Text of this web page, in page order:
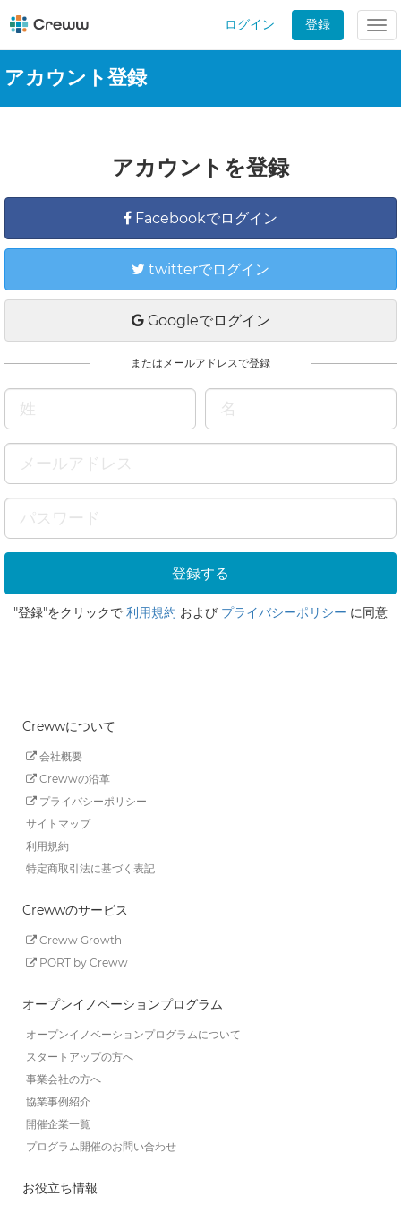
ログイン 登録
アカウント登録
アカウントを登録
Facebookでログイン
twitterでログイン
Googleでログイン
またはメールアドレスで登録
"登録"をクリックで 利用規約 および プライバシーポリシー に同意
Crewwについて
会社概要
Crewwの沿革
プライバシーポリシー
サイトマップ
利用規約
特定商取引法に基づく表記
Crewwのサービス
Creww Growth
PORT by Creww
オープンイノベーションプログラム
オープンイノベーションプログラムについて
スタートアップの方へ
事業会社の方へ
協業事例紹介
開催企業一覧
プログラム開催のお問い合わせ
お役立ち情報